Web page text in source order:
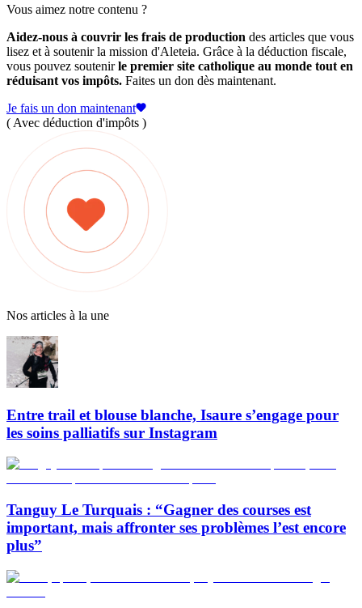
Vous aimez notre contenu ?
Aidez-nous à couvrir les frais de production des articles que vous
lisez et à soutenir la mission d'Aleteia. Grâce à la déduction fiscale,
vous pouvez soutenirle premier site catholique au monde tout en
réduisant vos impôts. Faites un don dès maintenant.
Je fais un don maintenant
( Avec déduction d'impôts )
Nos articles à la une
Entre trail et blouse blanche, Isaure s’engage pour
les soins palliatifs sur Instagram
Tanguy Le Turquais : “Gagner des courses est
important, mais affronter ses problèmes l’est encore
plus”